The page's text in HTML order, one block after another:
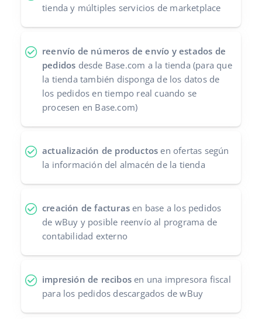
tienda y múltiples servicios de marketplace
reenvío de números de envío y estados de
pedidos desde Base.com a la tienda (para que
la tienda también disponga de los datos de
los pedidos en tiempo real cuando se
procesen en Base.com)
actualización de productos en ofertas según
la información del almacén de la tienda
creación de facturas en base a los pedidos
de wBuy y posible reenvío al programa de
contabilidad externo
impresión de recibos en una impresora fiscal
para los pedidos descargados de wBuy